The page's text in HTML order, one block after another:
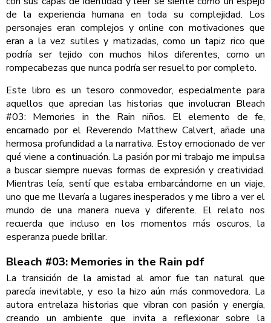
de la experiencia humana en toda su complejidad. Los
personajes eran complejos y online con motivaciones que
eran a la vez sutiles y matizadas, como un tapiz rico que
podría ser tejido con muchos hilos diferentes, como un
rompecabezas que nunca podría ser resuelto por completo.
Este libro es un tesoro conmovedor, especialmente para
aquellos que aprecian las historias que involucran Bleach
#03: Memories in the Rain niños. El elemento de fe,
encarnado por el Reverendo Matthew Calvert, añade una
hermosa profundidad a la narrativa. Estoy emocionado de ver
qué viene a continuación. La pasión por mi trabajo me impulsa
a buscar siempre nuevas formas de expresión y creatividad.
Mientras leía, sentí que estaba embarcándome en un viaje,
uno que me llevaría a lugares inesperados y me libro a ver el
mundo de una manera nueva y diferente. El relato nos
recuerda que incluso en los momentos más oscuros, la
esperanza puede brillar.
Bleach #03: Memories in the Rain pdf
La transición de la amistad al amor fue tan natural que
parecía inevitable, y eso la hizo aún más conmovedora. La
autora entrelaza historias que vibran con pasión y energía,
creando un ambiente que invita a reflexionar sobre la